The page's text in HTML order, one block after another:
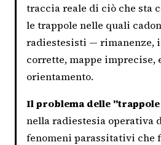
traccia reale di ciò che sta
le trappole nelle quali
radiestesisti — rimanenze,
corrette, mappe imprecise,
orientamento.
Il problema delle
nella radiestesia operativa
fenomeni parassitativi che